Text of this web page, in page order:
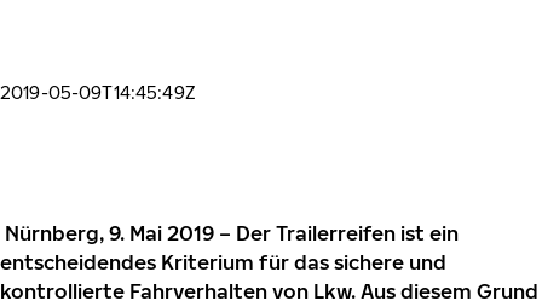
2019-05-09T14:45:49Z
Nürnberg, 9. Mai 2019 – Der Trailerreifen ist ein
entscheidendes Kriterium für das sichere und
kontrollierte Fahrverhalten von Lkw. Aus diesem Grund